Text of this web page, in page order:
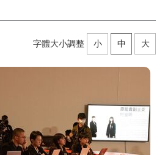
字體大小調整 小 中 大